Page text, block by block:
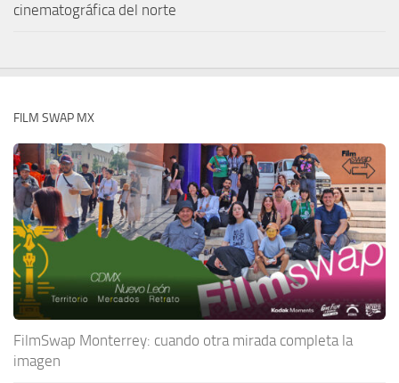
cinematográfica del norte
FILM SWAP MX
FilmSwap Monterrey: cuando otra mirada completa la
imagen